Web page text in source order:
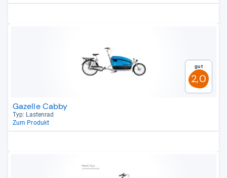
Gut
2,0
Gazelle Cabby
Typ: Las­ten­rad
Zum Produkt